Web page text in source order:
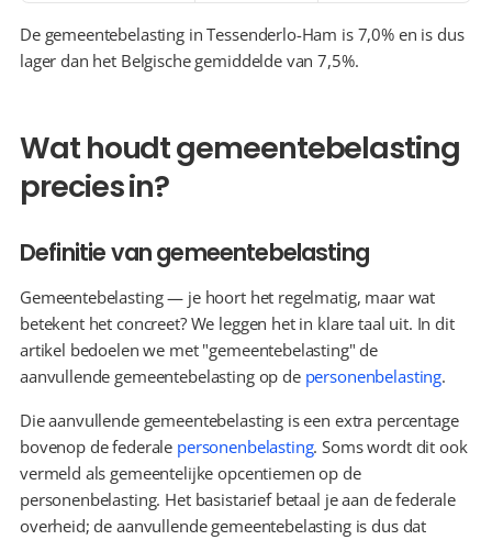
De gemeentebelasting in Tessenderlo-Ham is 7,0% en is dus
lager dan het Belgische gemiddelde van 7,5%.
Wat houdt gemeentebelasting
precies in?
Definitie van gemeentebelasting
Gemeentebelasting — je hoort het regelmatig, maar wat
betekent het concreet? We leggen het in klare taal uit. In dit
artikel bedoelen we met "gemeentebelasting" de
aanvullende gemeentebelasting op de personenbelasting.
Die aanvullende gemeentebelasting is een extra percentage
bovenop de federale personenbelasting. Soms wordt dit ook
vermeld als gemeentelijke opcentiemen op de
personenbelasting. Het basistarief betaal je aan de federale
overheid; de aanvullende gemeentebelasting is dus dat